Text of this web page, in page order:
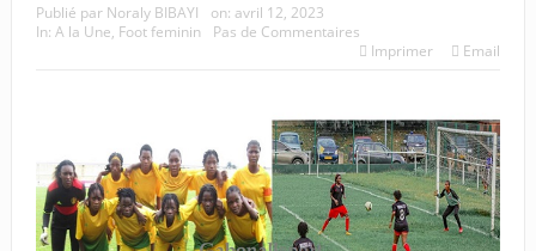
Publié par Noraly BIBAYI on: avril 12, 2023
In: A la Une, Foot feminin
Pas de Commentaires
Imprimer
Email